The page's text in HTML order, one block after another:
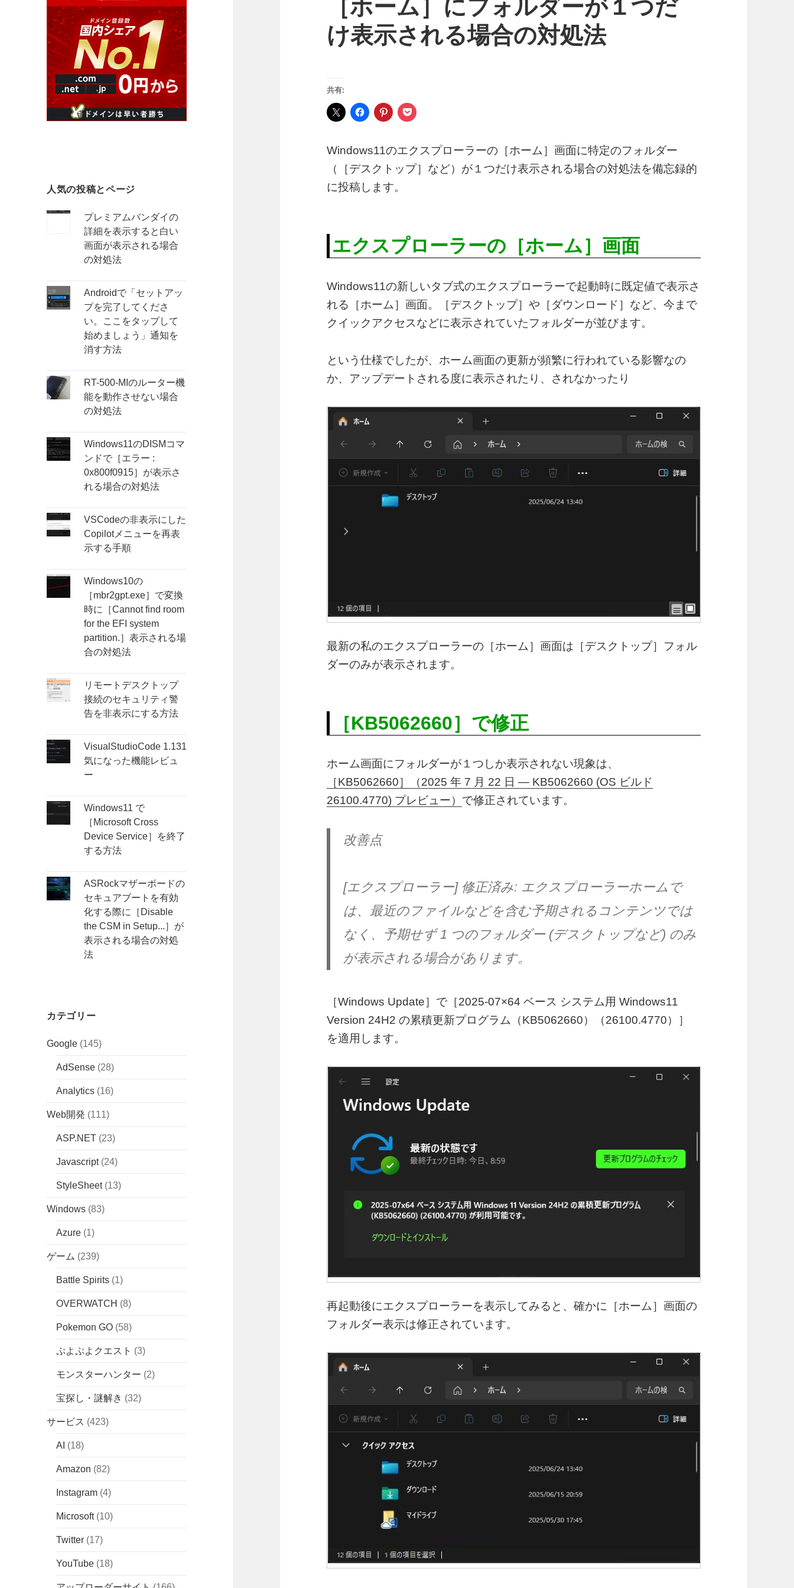
人気の投稿とページ
プレミアムバンダイの
詳細を表示すると白い
画面が表示される場合
の対処法
Androidで「セットアッ
プを完了してくださ
い。ここをタップして
始めましょう」通知を
消す方法
RT-500-MIのルーター機
能を動作させない場合
の対処法
Windows11のDISMコマ
ンドで［エラー :
0x800f0915］が表示さ
れる場合の対処法
VSCodeの非表示にした
Copilotメニューを再表
示する手順
Windows10の
［mbr2gpt.exe］で変換
時に［Cannot find room
for the EFI system
partition.］表示される場
合の対処法
リモートデスクトップ
接続のセキュリティ警
告を非表示にする方法
VisualStudioCode 1.131
気になった機能レビュ
ー
Windows11 で
［Microsoft Cross
Device Service］を終了
する方法
ASRockマザーボードの
セキュアブートを有効
化する際に［Disable
the CSM in Setup...］が
表示される場合の対処
法
カテゴリー
Google (145)
AdSense (28)
Analytics (16)
Web開発 (111)
ASP.NET (23)
Javascript(24)
StyleSheet(13)
Windows (83)
Azure (1)
ゲーム (239)
Battle Spirits (1)
OVERWATCH (8)
Pokemon GO (58)
ぷよぷよクエスト (3)
モンスターハンター (2)
宝探し・謎解き (32)
サービス (423)
AI (18)
Amazon (82)
Instagram (4)
Microsoft(10)
Twitter (17)
YouTube (18)
［ホーム］にフォルダーが１つだ
け表示される場合の対処法
共有:
Windows11のエクスプローラーの［ホーム］画面に特定のフォルダー
（［デスクトップ］など）が１つだけ表示される場合の対処法を備忘録的
に投稿します。
エクスプローラーの［ホーム］画面
Windows11の新しいタブ式のエクスプローラーで起動時に既定値で表示さ
れる［ホーム］画面。［デスクトップ］や［ダウンロード］など、今まで
クイックアクセスなどに表示されていたフォルダーが並びます。
という仕様でしたが、ホーム画面の更新が頻繁に行われている影響なの
か、アップデートされる度に表示されたり、されなかったり
最新の私のエクスプローラーの［ホーム］画面は［デスクトップ］フォル
ダーのみが表示されます。
［KB5062660］で修正
ホーム画面にフォルダーが１つしか表示されない現象は、
［KB5062660］（2025 年 7 月 22 日 — KB5062660 (OS ビルド
26100.4770) プレビュー） で修正されています。
改善点
[エクスプローラー] 修正済み: エクスプローラーホームで
は、最近のファイルなどを含む予期されるコンテンツでは
なく、予期せず 1 つのフォルダー (デスクトップなど) のみ
が表示される場合があります。
［Windows Update］で［2025-07×64 ベース システム用 Windows11
Version 24H2 の累積更新プログラム（KB5062660）（26100.4770）］
を適用します。
再起動後にエクスプローラーを表示してみると、確かに［ホーム］画面の
フォルダー表示は修正されています。